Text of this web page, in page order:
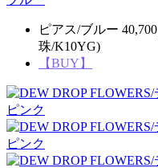
ピアス/ブルー
珠/K10YG)
【BUY】